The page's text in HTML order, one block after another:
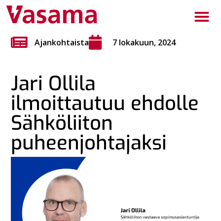
Ajankohtaista 7 lokakuun, 2024
Jari Ollila
ilmoittautuu ehdolle
Sähköliiton
puheenjohtajaksi